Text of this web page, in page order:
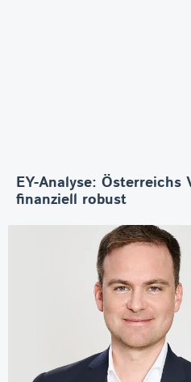
EY-Analyse: Österreichs
finanziell robust